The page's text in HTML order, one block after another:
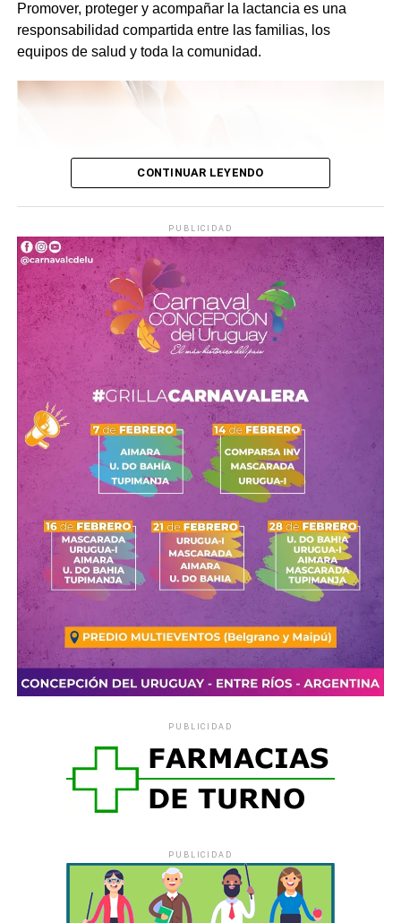
Promover, proteger y acompañar la lactancia es una
responsabilidad compartida entre las familias, los
equipos de salud y toda la comunidad.
No hay duda de quelos seis primeros meses de la vida
de un niño son los más importantes
, y en los que el
crecimiento es más rápido. Por eso, hay que tener en
cuenta que, en esta etapa,
las necesidades nutritivas
solo las cubre completamente la leche materna
De hecho, la lactancia materna tiene una serie de
ventajas para el niño, pero también para la madre. Para el
primero de ellos, es la única leche que
se ajusta a sus
necesidadesy su composición cambia según estas.
Además,no está contaminada, aporta defensas contra
las infecciones y disminuye las enfermedades
alérgicas
Para la madre, la leche maternafavorece el retorno del
útero a su tamaño normal, disminuye el exceso de
grasas que acumula durante el embarazo, favorece la
Comparte esto:
Facebook WhatsApp
CONTINUAR LEYENDO
PUBLICIDAD
PUBLICIDAD
PUBLICIDAD